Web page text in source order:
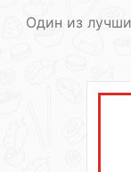
Один из